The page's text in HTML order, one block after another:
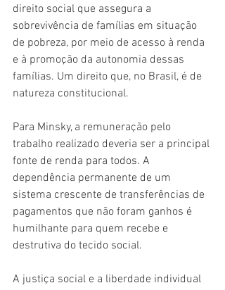
direito social que assegura a
sobrevivência de famílias em situação
de pobreza, por meio de acesso à renda
e à promoção da autonomia dessas
famílias. Um direito que, no Brasil, é de
natureza constitucional.
Para Minsky, a remuneração pelo
trabalho realizado deveria ser a principal
fonte de renda para todos. A
dependência permanente de um
sistema crescente de transferências de
pagamentos que não foram ganhos é
humilhante para quem recebe e
destrutiva do tecido social.
A justiça social e a liberdade individual